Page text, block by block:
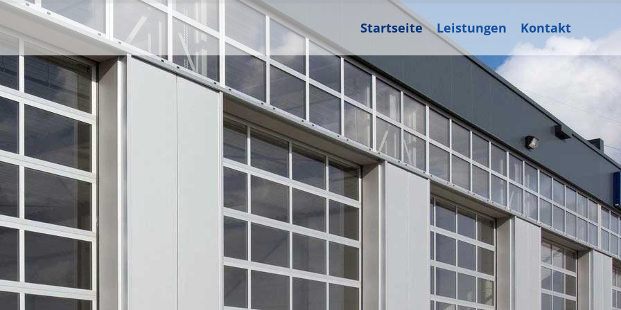
Startseite Leistungen Kontakt